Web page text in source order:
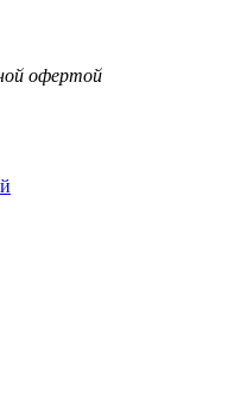
офертой